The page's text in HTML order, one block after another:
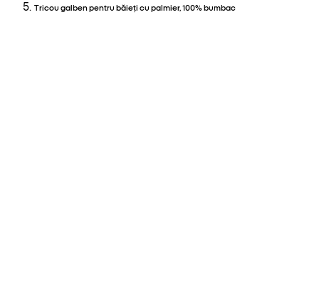
Tricou galben pentru băieți cu palmier, 100% bumbac